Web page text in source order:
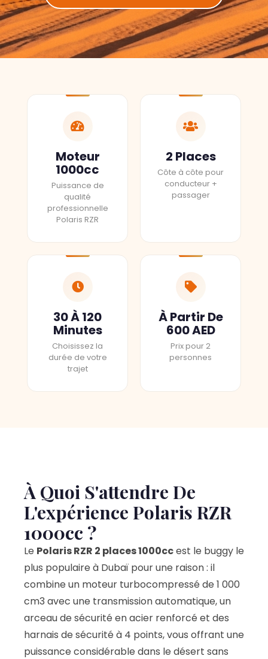
Moteur
1000cc
Puissance de
qualité
professionnelle
Polaris RZR
2 Places
Côte à côte pour
conducteur +
passager
30 À 120
Minutes
Choisissez la
durée de votre
trajet
À Partir De
600 AED
Prix pour 2
personnes
À Quoi S'attendre De
L'expérience Polaris RZR
1000cc ?
Le Polaris RZR 2 places 1000ccest le buggy le
plus populaire à Dubaï pour une raison : il
combine un moteur turbocompressé de 1 000
cm3 avec une transmission automatique, un
arceau de sécurité en acier renforcé et des
harnais de sécurité à 4 points, vous offrant une
puissance considérable dans le désert sans